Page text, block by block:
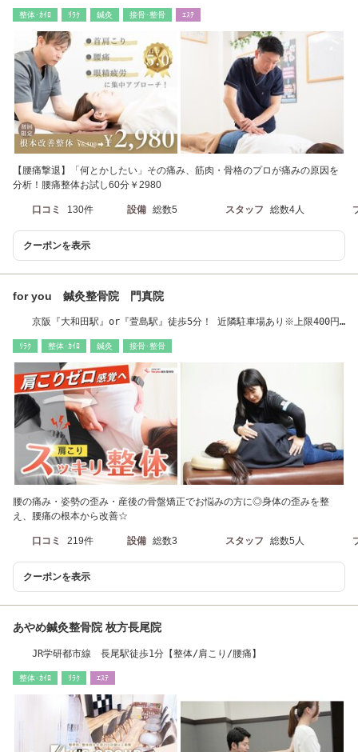
整体･ｶｲﾛ ﾘﾗｸ 鍼灸 接骨･整骨 ｴｽﾃ
【腰痛撃退】「何とかしたい」その痛み、筋肉・骨格のプロが痛みの原因を
分析！腰痛整体お試し60分￥2980
口コミ 130件 設備 総数5 スタッフ 総数4人
クーポンを表示
for you 鍼灸整骨院 門真院
京阪『大和田駅』or『萱島駅』徒歩5分！ 近隣駐車場あり※上限400円
ﾘﾗｸ 整体･ｶｲﾛ 鍼灸 接骨･整骨
腰の痛み・姿勢の歪み・産後の骨盤矯正でお悩みの方に◎身体の歪みを整
え、腰痛の根本から改善☆
口コミ 219件 設備 総数3 スタッフ 総数5人
クーポンを表示
あやめ鍼灸整骨院 枚方長尾院
JR学研都市線 長尾駅徒歩1分【整体/肩こり/腰痛】
整体･ｶｲﾛ ﾘﾗｸ ｴｽﾃ